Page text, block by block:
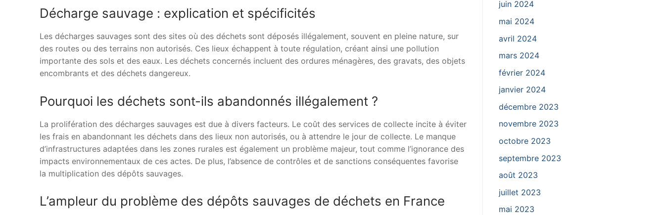
Décharge sauvage : explication et spécificités
Les décharges sauvages sont des sites où des déchets sont déposés illégalement, souvent en pleine nature, sur
des routes ou des terrains non autorisés. Ces lieux échappent à toute régulation, créant ainsi une pollution
importante des sols et des eaux. Les déchets concernés incluent des ordures ménagères, des gravats, des objets
encombrants et des déchets dangereux.
Pourquoi les déchets sont-ils abandonnés illégalement ?
La prolifération des décharges sauvages est due à divers facteurs. Le coût des services de collecte incite à éviter
les frais en abandonnant les déchets dans des lieux non autorisés, ou à attendre le jour de collecte. Le manque
d’infrastructures adaptées dans les zones rurales est également un problème majeur, tout comme l’ignorance des
impacts environnementaux de ces actes. De plus, l’absence de contrôles et de sanctions conséquentes favorise
la multiplication des dépôts sauvages.
L’ampleur du problème des dépôts sauvages de déchets en France
juin 2024
mai 2024
avril 2024
mars 2024
février 2024
janvier 2024
décembre 2023
novembre 2023
octobre 2023
septembre 2023
août 2023
juillet 2023
mai 2023